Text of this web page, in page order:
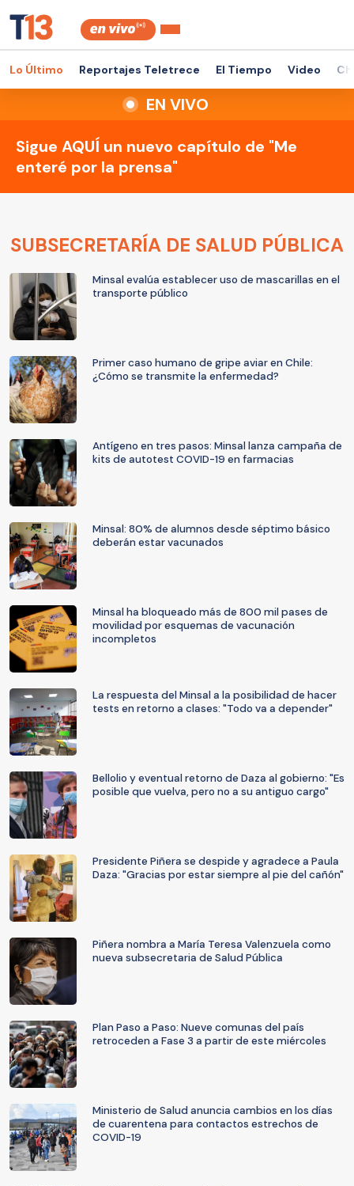
Lo Último Reportajes Teletrece El Tiempo Video
EN VIVO
Sigue AQUÍ un nuevo capítulo de "Me
enteré por la prensa"
SUBSECRETARÍA DE SALUD PÚBLICA
Minsal evalúa establecer uso de mascarillas en el
transporte público
Primer caso humano de gripe aviar en Chile:
¿Cómo se transmite la enfermedad?
Antígeno en tres pasos: Minsal lanza campaña de
kits de autotest COVID-19 en farmacias
Minsal: 80% de alumnos desde séptimo básico
deberán estar vacunados
Minsal ha bloqueado más de 800 mil pases de
movilidad por esquemas de vacunación
incompletos
La respuesta del Minsal a la posibilidad de hacer
tests en retorno a clases: "Todo va a depender"
Bellolio y eventual retorno de Daza al gobierno: "Es
posible que vuelva, pero no a su antiguo cargo"
Presidente Piñera se despide y agradece a Paula
Daza: "Gracias por estar siempre al pie del cañón"
Piñera nombra a María Teresa Valenzuela como
nueva subsecretaria de Salud Pública
Plan Paso a Paso: Nueve comunas del país
retroceden a Fase 3 a partir de este miércoles
Ministerio de Salud anuncia cambios en los días
de cuarentena para contactos estrechos de
COVID-19